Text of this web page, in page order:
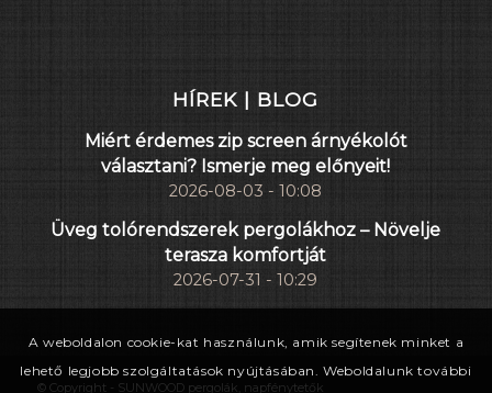
HÍREK | BLOG
Miért érdemes zip screen árnyékolót
választani? Ismerje meg előnyeit!
2026-08-03 - 10:08
Üveg tolórendszerek pergolákhoz – Növelje
terasza komfortját
2026-07-31 - 10:29
© Copyright - SUNWOOD pergolák, napfénytetők
A weboldalon cookie-kat használunk, amik segítenek minket a
lehető legjobb szolgáltatások nyújtásában. Weboldalunk további